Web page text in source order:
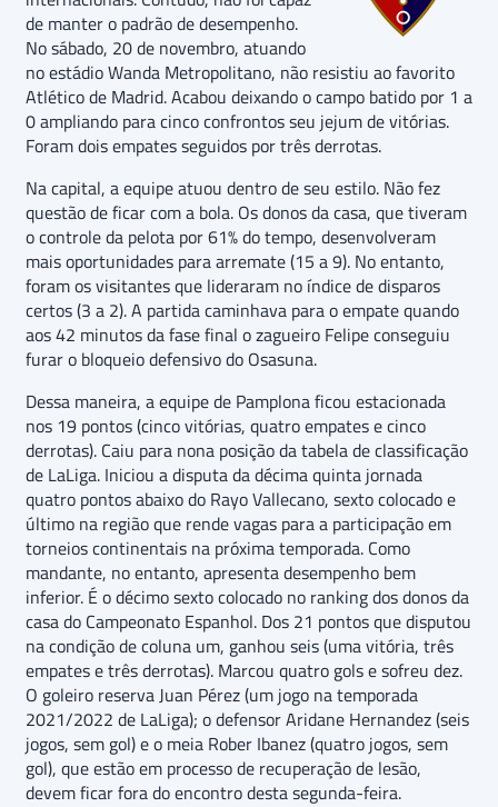
de manter o padrão de desempenho.
No sábado, 20 de novembro, atuando
no estádio Wanda Metropolitano, não resistiu ao favorito
Atlético de Madrid. Acabou deixando o campo batido por 1 a
0 ampliando para cinco confrontos seu jejum de vitórias.
Foram dois empates seguidos por três derrotas.
Na capital, a equipe atuou dentro de seu estilo. Não fez
questão de ficar com a bola. Os donos da casa, que tiveram
o controle da pelota por 61% do tempo, desenvolveram
mais oportunidades para arremate (15 a 9). No entanto,
foram os visitantes que lideraram no índice de disparos
certos (3 a 2). A partida caminhava para o empate quando
aos 42 minutos da fase final o zagueiro Felipe conseguiu
furar o bloqueio defensivo do Osasuna.
Dessa maneira, a equipe de Pamplona ficou estacionada
nos 19 pontos (cinco vitórias, quatro empates e cinco
derrotas). Caiu para nona posição da tabela de classificação
de LaLiga. Iniciou a disputa da décima quinta jornada
quatro pontos abaixo do Rayo Vallecano, sexto colocado e
último na região que rende vagas para a participação em
torneios continentais na próxima temporada. Como
mandante, no entanto, apresenta desempenho bem
inferior. É o décimo sexto colocado no ranking dos donos da
casa do Campeonato Espanhol. Dos 21 pontos que disputou
na condição de coluna um, ganhou seis (uma vitória, três
empates e três derrotas). Marcou quatro gols e sofreu dez.
O goleiro reserva Juan Pérez (um jogo na temporada
2021/2022 de LaLiga); o defensor Aridane Hernandez (seis
jogos, sem gol) e o meia Rober Ibanez (quatro jogos, sem
gol), que estão em processo de recuperação de lesão,
devem ficar fora do encontro desta segunda-feira.